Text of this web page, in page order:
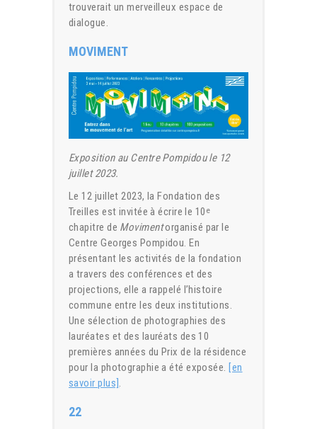
trouverait un merveilleux espace de
dialogue.
MOVIMENT
Exposition au Centre Pompidou le 12
juillet 2023.
Le 12 juillet 2023, la Fondation des
Treilles est invitée à écrire le 10 e
chapitre de Movimentorganisé par le
Centre Georges Pompidou. En
présentant les activités de la fondation
a travers des conférences et des
projections, elle a rappelé l’histoire
commune entre les deux institutions.
Une sélection de photographies des
lauréates et des lauréats des 10
premières années du Prix de la résidence
pour la photographie a été exposée. [en
savoir plus].
22